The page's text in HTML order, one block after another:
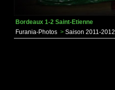
Bordeaux 1-2 Saint-Etienne
Furania-Photos > Saison 2011-2012